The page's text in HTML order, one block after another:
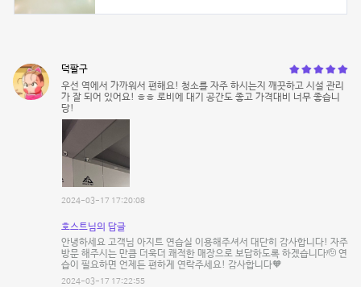
덕팔구
우선 역에서 가까워서 편해요! 청소를 자주 하시는지 깨끗하고 시설 관리
가 잘 되어 있어요! ㅎㅎ 로비에 대기 공간도 좋고 가격대비 너무 좋습니
당!
2024-03-17 17:20:08
호스트님의 답글
안녕하세요 고객님 아지트 연습실 이용해주셔서 대단히 감사합니다! 자주
방문 해주시는 만큼 더욱더 쾌적한 매장으로 보답하도록 하겠습니다🫡 연
습이 필요하면 언제든 편하게 연락주세요! 감사합니다🧡
2024-03-17 17:22:55